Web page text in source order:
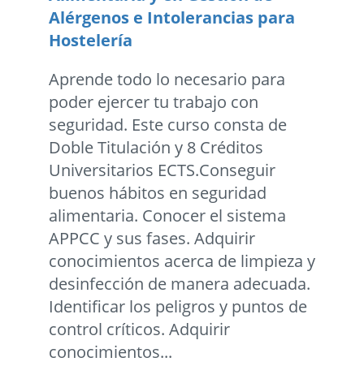
Alérgenos e Intolerancias para
Hostelería
Aprende todo lo necesario para
poder ejercer tu trabajo con
seguridad. Este curso consta de
Doble Titulación y 8 Créditos
Universitarios ECTS.Conseguir
buenos hábitos en seguridad
alimentaria. Conocer el sistema
APPCC y sus fases. Adquirir
conocimientos acerca de limpieza y
desinfección de manera adecuada.
Identificar los peligros y puntos de
control críticos. Adquirir
conocimientos...